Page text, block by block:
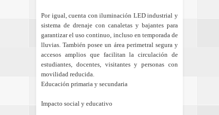
Por igual, cuenta con iluminación LED industrial y
sistema de drenaje con canaletas y bajantes para
garantizar el uso continuo, incluso en temporada de
lluvias. También posee un área perimetral segura y
accesos amplios que facilitan la circulación de
estudiantes, docentes, visitantes y personas con
movilidad reducida.
Educación primaria y secundaria
Impacto social y educativo